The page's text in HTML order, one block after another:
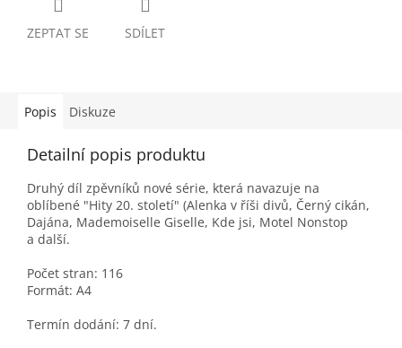
ZEPTAT SE SDÍLET
Popis Diskuze
Detailní popis produktu
Druhý díl zpěvníků nové série, která navazuje na
oblíbené "Hity 20. století" (Alenka v říši divů, Černý cikán,
Dajána, Mademoiselle Giselle, Kde jsi, Motel Nonstop
a další.
Počet stran: 116
Formát: A4
Termín dodání: 7 dní.